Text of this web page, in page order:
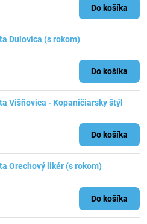
Do košíka
Dulovica (s rokom)
Do košíka
Višňovica - Kopaničiarsky štýl
Do košíka
Orechový likér (s rokom)
Do košíka